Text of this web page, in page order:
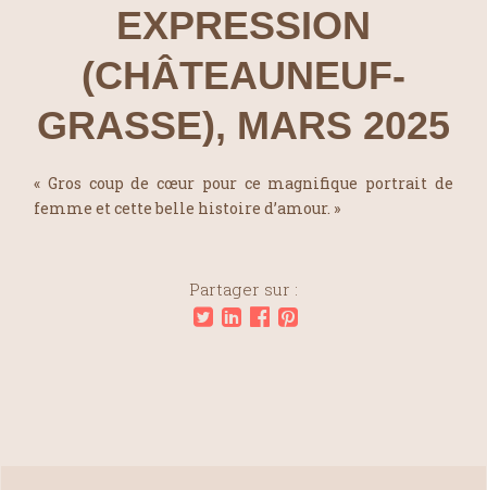
EXPRESSION
(CHÂTEAUNEUF-
GRASSE), MARS 2025
« Gros coup de cœur pour ce magnifique portrait de
femme et cette belle histoire d’amour. »
Partager sur :